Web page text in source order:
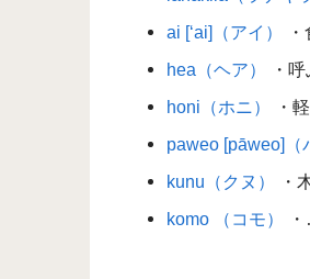
ai [‘ai]（アイ）
hea（ヘア）
・
honi（ホニ）
・
paweo [pāweo]（
kunu（クヌ）
・
komo （コモ）